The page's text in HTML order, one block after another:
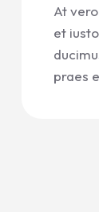
At
et
praes